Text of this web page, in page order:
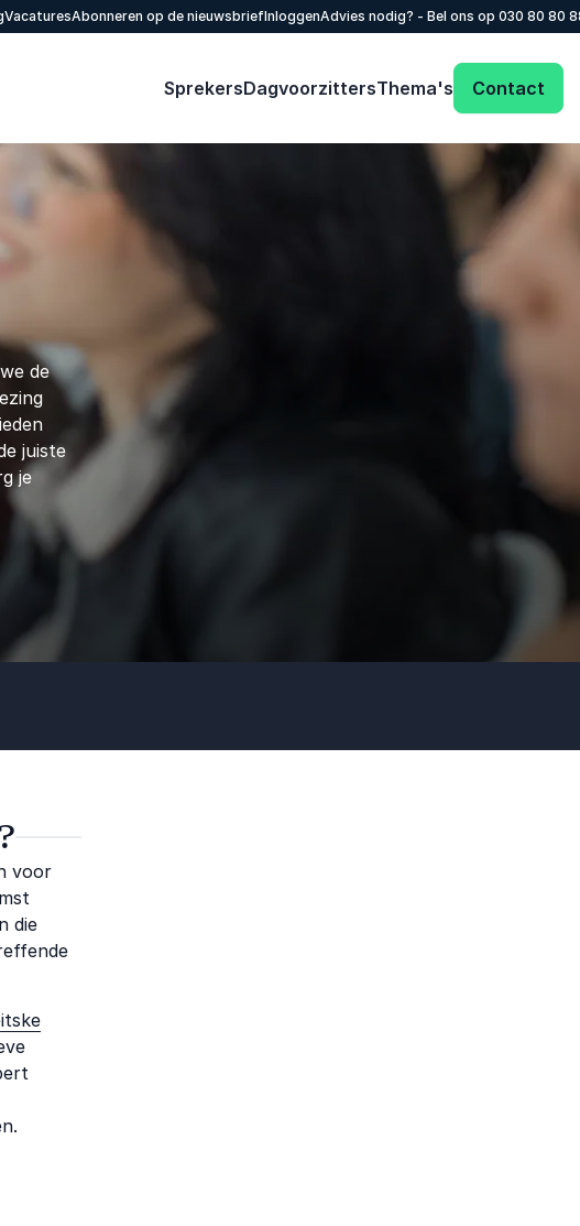
VacaturesAbonneren op de nieuwsbriefInloggenAdvies nodig? - Bel ons op 030 80 80
SprekersDagvoorzittersThema's Contact
de
juiste
je
voor
die